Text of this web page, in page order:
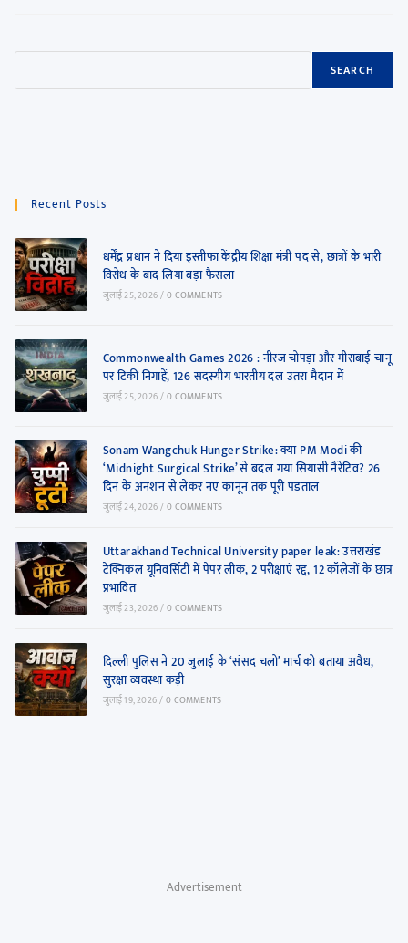
SEARCH
Recent Posts
धर्मेंद्र प्रधान ने दिया इस्तीफा केंद्रीय शिक्षा मंत्री पद से, छात्रों के भारी
विरोध के बाद लिया बड़ा फैसला
जुलाई 25, 2026/0 COMMENTS
Commonwealth Games 2026 : नीरज चोपड़ा और मीराबाई चानू
पर टिकी निगाहें, 126 सदस्यीय भारतीय दल उतरा मैदान में
जुलाई 25, 2026/0 COMMENTS
Sonam Wangchuk Hunger Strike: क्या PM Modi की
‘Midnight Surgical Strike’ से बदल गया सियासी नैरेटिव? 26
दिन के अनशन से लेकर नए कानून तक पूरी पड़ताल
जुलाई 24, 2026/0 COMMENTS
Uttarakhand Technical University paper leak: उत्तराखंड
टेक्निकल यूनिवर्सिटी में पेपर लीक, 2 परीक्षाएं रद्द, 12 कॉलेजों के छात्र
प्रभावित
जुलाई 23, 2026/0 COMMENTS
दिल्ली पुलिस ने 20 जुलाई के ‘संसद चलो’ मार्च को बताया अवैध,
सुरक्षा व्यवस्था कड़ी
जुलाई 19, 2026/0 COMMENTS
Advertisement